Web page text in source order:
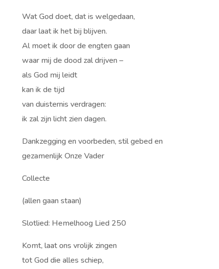
Wat God doet, dat is welgedaan,
daar laat ik het bij blijven.
Al moet ik door de engten gaan
waar mij de dood zal drijven –
als God mij leidt
kan ik de tijd
van duisternis verdragen:
ik zal zijn licht zien dagen.
Dankzegging en voorbeden, stil gebed en
gezamenlijk Onze Vader
Collecte
(allen gaan staan)
Slotlied: Hemelhoog Lied 250
Komt, laat ons vrolijk zingen
tot God die alles schiep,